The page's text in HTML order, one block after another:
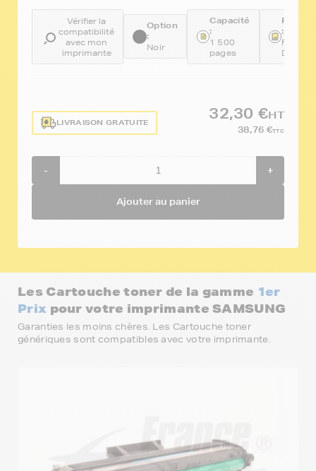
Vérifier la
compatibilité
avec mon
imprimante
Option
:
Noir
Capacité
:
1 500
pages
:
D101S
LIVRAISON GRATUITE
32,30 €HT
38,76 €TTC
- +
Ajouter au panier
Les Cartouche toner de la gamme 1er
Prix pour votre imprimante SAMSUNG
Garanties les moins chères. Les Cartouche toner
génériques sont compatibles avec votre imprimante.